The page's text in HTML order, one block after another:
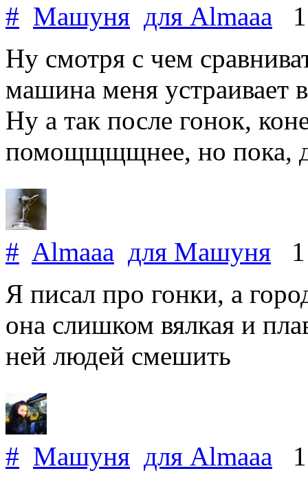
# Машуня для Almaaa 1
Ну смотря с чем
машина меня устраивает
Ну а так после гонок,
помощщщщнее, но пока,
# Almaaa для Машуня 1
Я писал про гонки, а
она слишком вялкая и
ней людей смешить
# Машуня для Almaaa 1